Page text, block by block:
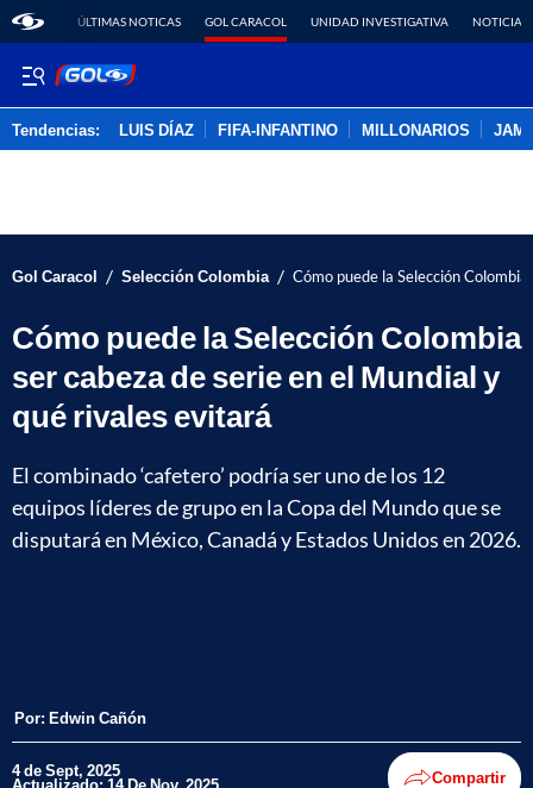
ÚLTIMAS NOTICAS GOL CARACOL UNIDAD INVESTIGATIVA NOTICIAS
Tendencias: LUIS DÍAZ FIFA-INFANTINO MILLONARIOS
Gol Caracol / Selección Colombia / Cómo puede la Selección
Cómo puede la Selección Colombia
ser cabeza de serie en el Mundial y
qué rivales evitará
El combinado ‘cafetero’ podría ser uno de los 12
equipos líderes de grupo en la Copa del Mundo que se
disputará en México, Canadá y Estados Unidos en 2026.
Por: Edwin Cañón
4 de Sept, 2025 Compartir